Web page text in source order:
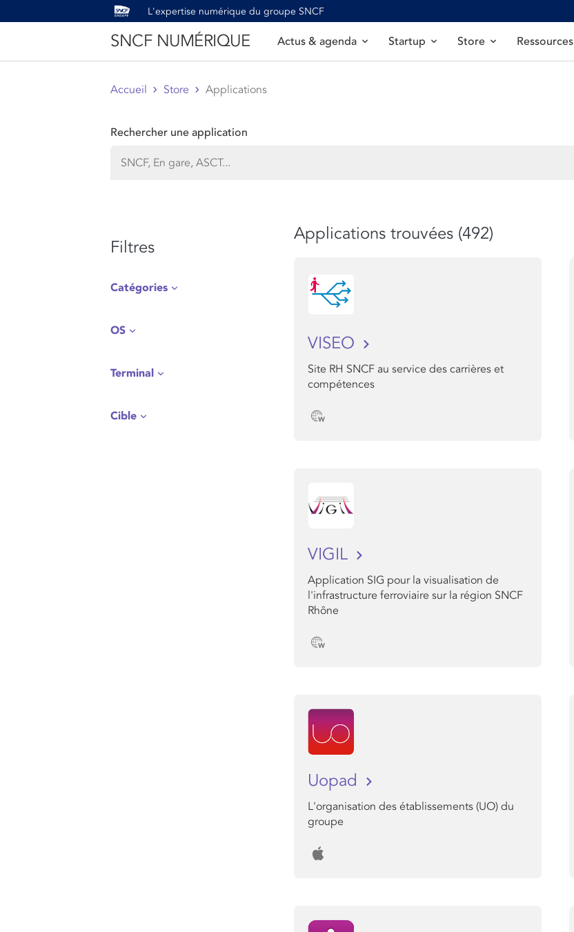
L'expertise numérique du groupe SNCF
SNCF NUMÉRIQUE Actus & agenda Startup Store Ressources
Accueil Store Applications
Rechercher une application
Filtres
Catégories
OS
Terminal
Cible
Applications trouvées (492)
VISEO
Site RH SNCF au service des carrières et
compétences
VIGIL
Application SIG pour la visualisation de
l'infrastructure ferroviaire sur la région SNCF
Rhône
Uopad
L'organisation des établissements (UO) du
groupe